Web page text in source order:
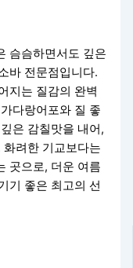
슴슴하면서도 깊은
바 전문점입니다.
지는 질감의 완벽
다랑어포와 질 좋
은 감칠맛을 내어,
려한 기교보다는
곳으로, 더운 여름
기 좋은 최고의 선